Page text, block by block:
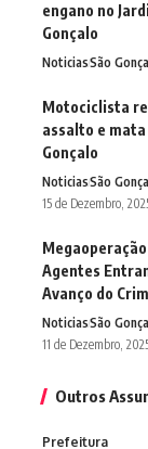
engano no
Gonçalo
NoticiasSão
Motociclista
assalto e
Gonçalo
NoticiasSão
15 de Dezembro,
Agentes
Avanço do
NoticiasSão
11 de Dezembro,
Outros
Prefeitura